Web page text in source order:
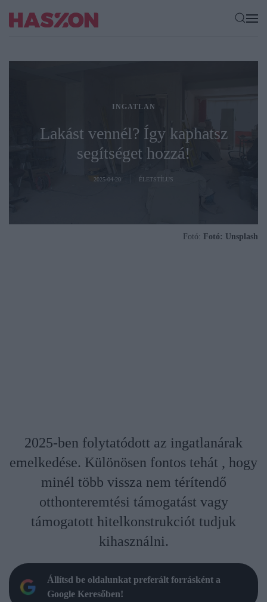
INGATLAN
Lakást vennél? Így kaphatsz
segítséget hozzá!
2025-04-20 ÉLETSTÍLUS
Fotó: Fotó: Unsplash
2025-ben folytatódott az ingatlanárak
emelkedése. Különösen fontos tehát , hogy
minél több vissza nem térítendő
otthonteremtési támogatást vagy
támogatott hitelkonstrukciót tudjuk
kihasználni.
Állítsd be oldalunkat preferált forrásként a
Google Keresőben!